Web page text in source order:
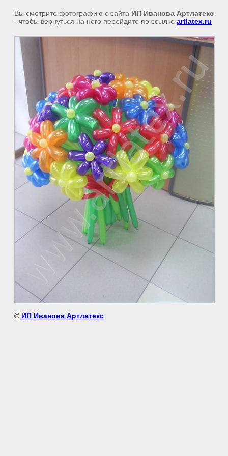
Вы смотрите фотографию с сайта ИП Иванова Артлатекс
- чтобы вернуться на него перейдите по ссылке artlatex.ru
© ИП Иванова Артлатекс